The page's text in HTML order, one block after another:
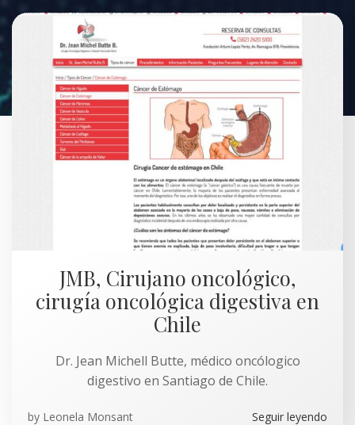
JMB, Cirujano oncológico,
cirugía oncológica digestiva en
Chile
Dr. Jean Michell Butte, médico oncólogico
digestivo en Santiago de Chile.
by Leonela Monsant Seguir leyendo